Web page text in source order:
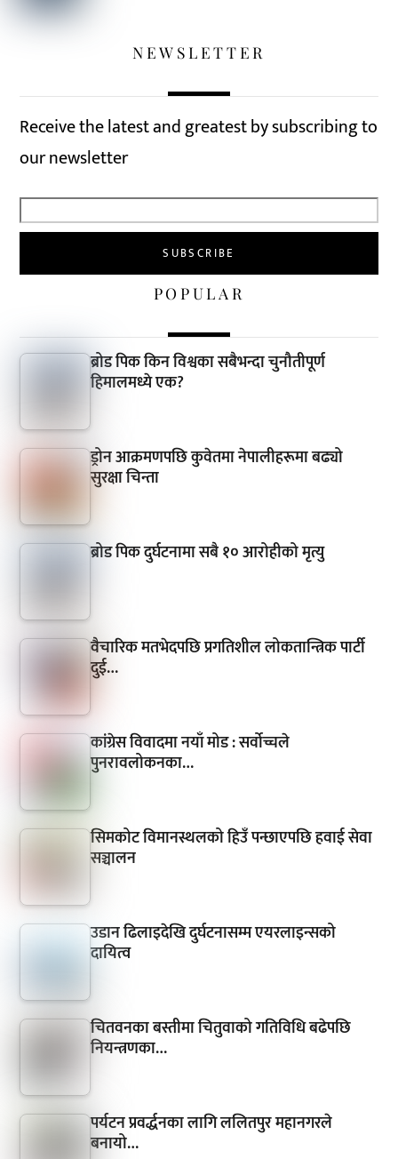
NEWSLETTER
Receive the latest and greatest by subscribing to
our newsletter
POPULAR
ब्रोड पिक किन विश्वका सबैभन्दा चुनौतीपूर्ण
हिमालमध्ये एक?
ड्रोन आक्रमणपछि कुवेतमा नेपालीहरूमा बढ्यो
सुरक्षा चिन्ता
ब्रोड पिक दुर्घटनामा सबै १० आरोहीको मृत्यु
वैचारिक मतभेदपछि प्रगतिशील लोकतान्त्रिक पार्टी
दुई…
कांग्रेस विवादमा नयाँ मोड : सर्वोच्चले
पुनरावलोकनका…
सिमकोट विमानस्थलको हिउँ पन्छाएपछि हवाई सेवा
सञ्चालन
उडान ढिलाइदेखि दुर्घटनासम्म एयरलाइन्सको
दायित्व
चितवनका बस्तीमा चितुवाको गतिविधि बढेपछि
नियन्त्रणका…
पर्यटन प्रवर्द्धनका लागि ललितपुर महानगरले
बनायो…